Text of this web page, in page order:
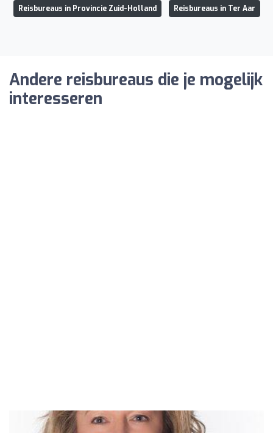
Reisbureaus in Provincie Zuid-Holland Reisbureaus in Ter Aar
Andere reisbureaus die je mogelijk
interesseren